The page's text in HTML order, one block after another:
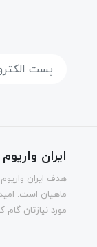
ایران
هدف ایران
ماهیان است.
مورد نیازتان